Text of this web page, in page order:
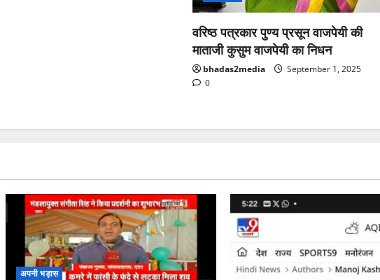
वरिष्ठ पत्रकार पुण्य प्रसून वाजपेयी की
माताजी कुसुम वाजपेयी का निधन
bhadas2media
September 1, 2025
0
अपनी भड़ास